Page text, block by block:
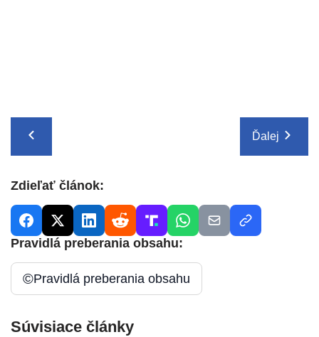
Ďalej
Zdieľať článok:
Pravidlá preberania obsahu:
©Pravidlá preberania obsahu
Súvisiace články